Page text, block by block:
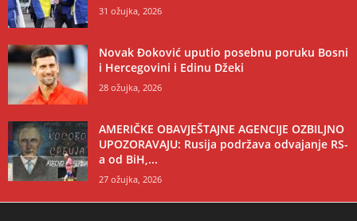
31 ožujka, 2026
Novak Đoković uputio posebnu poruku Bosni
i Hercegovini i Edinu Džeki
28 ožujka, 2026
AMERIČKE OBAVJEŠTAJNE AGENCIJE OZBILJNO
UPOZORAVAJU: Rusija podržava odvajanje RS-
a od BiH,...
27 ožujka, 2026